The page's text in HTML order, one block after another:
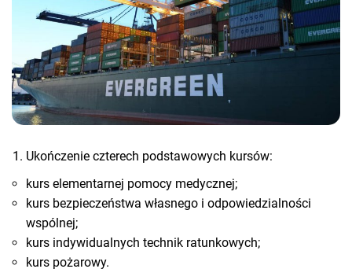
Ukończenie czterech podstawowych kursów:
kurs elementarnej pomocy medycznej;
kurs bezpieczeństwa własnego i odpowiedzialności
wspólnej;
kurs indywidualnych technik ratunkowych;
kurs pożarowy.